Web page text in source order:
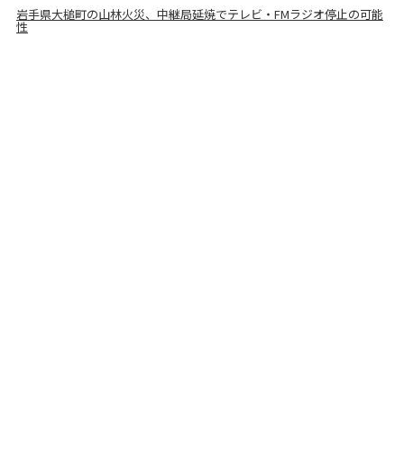
岩手県大槌町の山林火災、中継局延焼でテレビ・FMラジオ停止の可能
性